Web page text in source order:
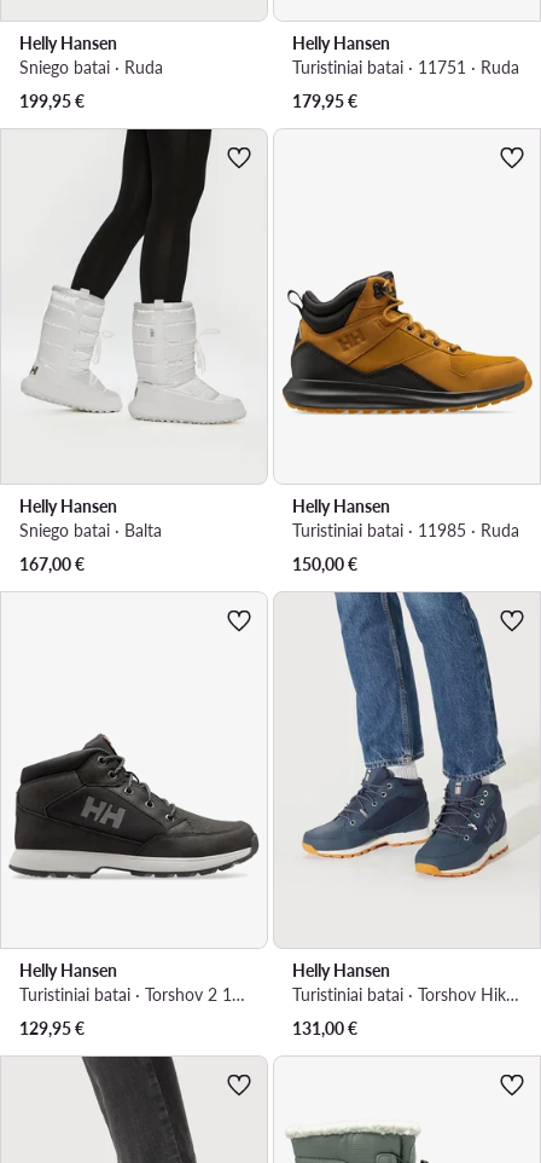
Helly Hansen
Sniego batai · Ruda
199,95€
Helly Hansen
Turistiniai batai · 11751 · Ruda
179,95€
Helly Hansen
Sniego batai · Balta
167,00€
Helly Hansen
Turistiniai batai · 11985 · Ruda
150,00€
Helly Hansen
Turistiniai batai · Torshov 2 12040990 · Juoda
129,95€
Helly Hansen
Turistiniai batai · Torshov Hiker 11593-597 · Tamsiai mėlyna
131,00€